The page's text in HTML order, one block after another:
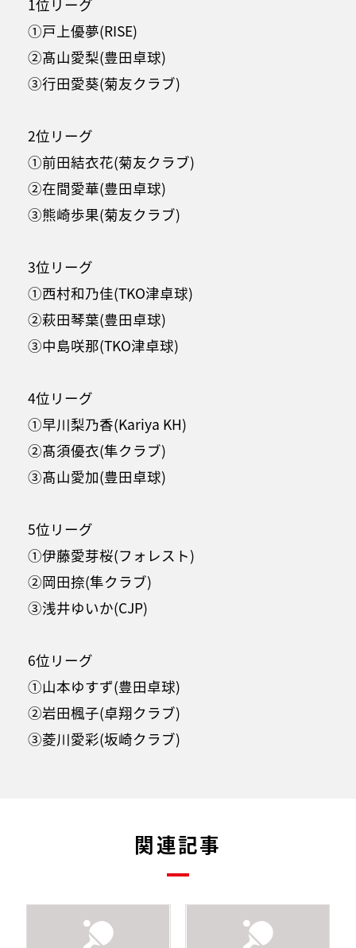
1位リーグ
①戸上優夢(RISE)
②髙山愛梨(豊田卓球)
③行田愛葵(菊友クラブ)
2位リーグ
①前田結衣花(菊友クラブ)
②在間愛華(豊田卓球)
③熊崎歩果(菊友クラブ)
3位リーグ
①西村和乃佳(TKO津卓球)
②萩田琴葉(豊田卓球)
③中島咲那(TKO津卓球)
4位リーグ
①早川梨乃香(Kariya KH)
②髙須優衣(隼クラブ)
③髙山愛加(豊田卓球)
5位リーグ
①伊藤愛芽桜(フォレスト)
②岡田捺(隼クラブ)
③浅井ゆいか(CJP)
6位リーグ
①山本ゆすず(豊田卓球)
②岩田楓子(卓翔クラブ)
③菱川愛彩(坂崎クラブ)
関連記事